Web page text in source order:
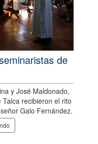
de
y José Maldonado,
recibieron el rito
Galo Fernández.